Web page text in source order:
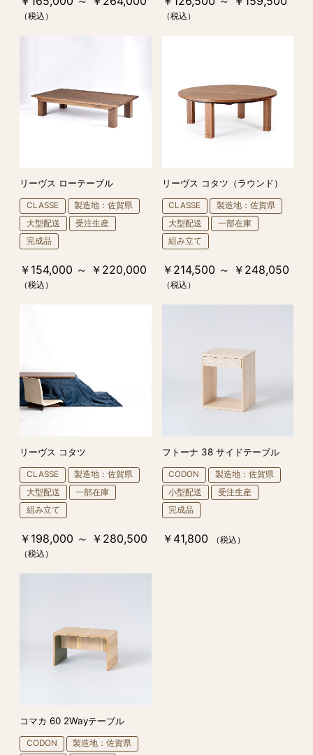
（税込） （税込）
リーヴス ローテーブル
CLASSE
製造地：佐賀県
大型配送
受注生産
完成品
￥154,000 ～ ￥220,000
（税込）
リーヴス コタツ（ラウンド）
CLASSE
製造地：佐賀県
大型配送
一部在庫
組み立て
￥214,500 ～ ￥248,050
（税込）
リーヴス コタツ
CLASSE
製造地：佐賀県
大型配送
一部在庫
組み立て
￥198,000 ～ ￥280,500
（税込）
フトーナ 38 サイドテーブル
CODON
製造地：佐賀県
小型配送
受注生産
完成品
￥41,800 （税込）
コマカ 60 2Wayテーブル
CODON
製造地：佐賀県